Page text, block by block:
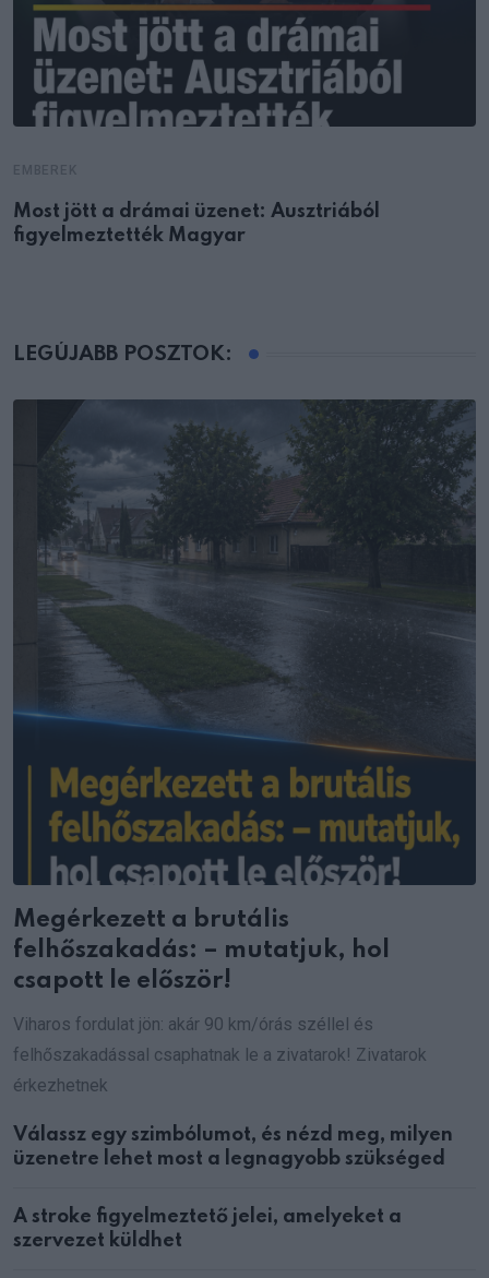
Most jött a drámai üzenet: Ausztriából
figyelmeztették Magyar
LEGÚJABB POSZTOK:
Megérkezett a brutális
felhőszakadás: – mutatjuk, hol
csapott le először!
Viharos fordulat jön: akár 90 km/órás széllel és
felhőszakadással csaphatnak le a zivatarok! Zivatarok
érkezhetnek
Válassz egy szimbólumot, és nézd meg, milyen
üzenetre lehet most a legnagyobb szükséged
A stroke figyelmeztető jelei, amelyeket a
szervezet küldhet